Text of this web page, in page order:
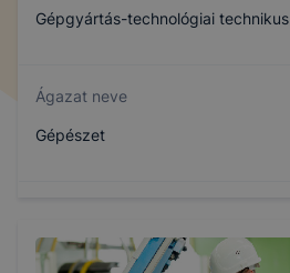
Gépgyártás-technológiai technikus
Ágazat neve
Gépészet
507151006